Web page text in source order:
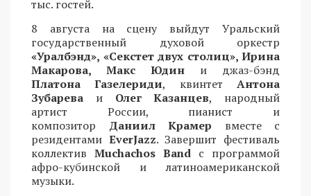
тыс. гостей.
8 августа на сцену выйдут Уральский
государственный духовой оркестр
«Уралбэнд», «Секстет двух столиц», Ирина
Макарова, Макс Юдин и джаз-бэнд
Платона Газелериди, квинтетАнтона
Зубарева и Олег Казанцев, народный
артист России, пианист и
композитор Даниил Крамер вместе с
резидентами EverJazz. Завершит фестиваль
коллектив Muchachos Band с программой
афро-кубинской и латиноамериканской
музыки.